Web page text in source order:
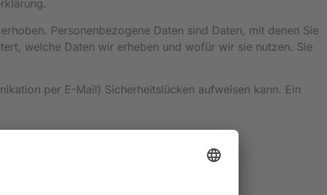
Personenbezogene Daten sind Daten, mit denen Sie
welche Daten wir erheben und wofür wir sie nutzen. Sie
per E-Mail) Sicherheitslücken aufweisen kann. Ein